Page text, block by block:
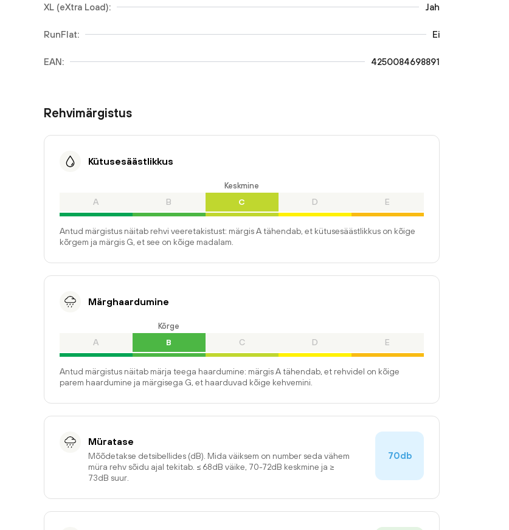
XL (eXtra Load): Jah
RunFlat: Ei
EAN: 4250084698891
Rehvimärgistus
Kütusesäästlikkus
A B
Keskmine
C D E
Antud märgistus näitab rehvi veeretakistust: märgis A tähendab, et kütusesäästlikkus on kõige
kõrgem ja märgis G, et see on kõige madalam.
Märghaardumine
A
Kõrge
B C D E
Antud märgistus näitab märja teega haardumine: märgis A tähendab, et rehvidel on kõige
parem haardumine ja märgisega G, et haarduvad kõige kehvemini.
Müratase
Mõõdetakse detsibellides (dB). Mida väiksem on number seda vähem
müra rehv sõidu ajal tekitab. ≤ 68dB väike, 70-72dB keskmine ja ≥
73dB suur.
70db